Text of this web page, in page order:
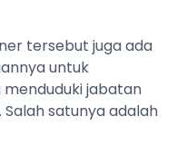
tersebut juga ada
untuk
menduduki jabatan
satunya adalah